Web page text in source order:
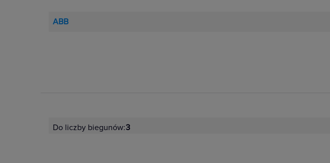
ABB
Do liczby biegunów:3